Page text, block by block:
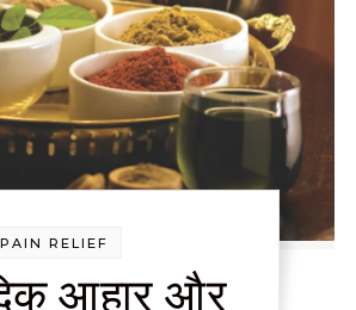
PAIN RELIEF
आहार और